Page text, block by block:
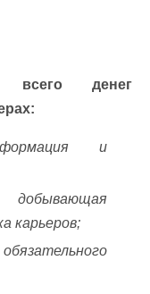
всего денег
и
карьеров;